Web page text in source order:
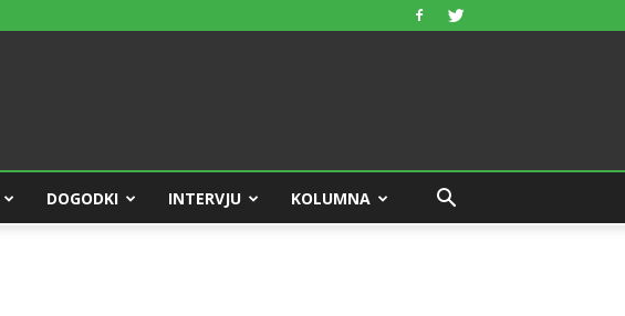
DOGODKI INTERVJU KOLUMNA